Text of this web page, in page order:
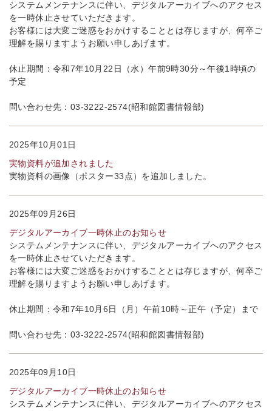
システムメンテナンスに伴い、デジタルアーカイブへのアクセス
を一時休止させていただきます。
お客様には大変ご迷惑をおかけすることとは存じますが、何卒ご
理解を賜りますようお願い申しあげます。
休止期間：令和7年10月22日（水）午前9時30分～午後1時頃の
予定
問い合わせ先：03-3222-2574(昭和館図書情報部)
2025年10月01日
実物資料が追加されました
実物資料の画像（ポスター33点）を追加しました。
2025年09月26日
デジタルアーカイブ一時休止のお知らせ
システムメンテナンスに伴い、デジタルアーカイブへのアクセス
を一時休止させていただきます。
お客様には大変ご迷惑をおかけすることとは存じますが、何卒ご
理解を賜りますようお願い申しあげます。
休止期間：令和7年10月6日（月）午前10時～正午（予定）まで
問い合わせ先：03-3222-2574(昭和館図書情報部)
2025年09月10日
デジタルアーカイブ一時休止のお知らせ
システムメンテナンスに伴い、デジタルアーカイブへのアクセス